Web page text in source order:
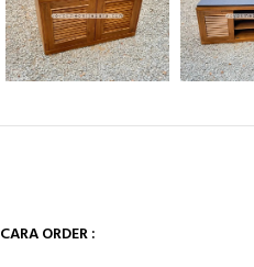
CARA ORDER :